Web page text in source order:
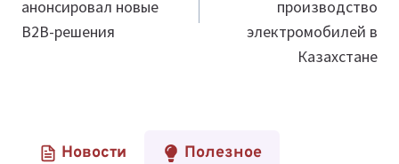
анонсировал новые
B2B-решения
производство
электромобилей в
Казахстане
Новости Полезное